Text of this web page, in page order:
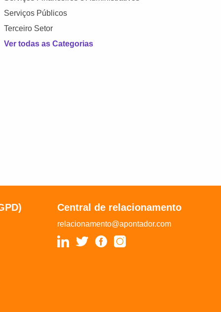
Serviços Públicos
Terceiro Setor
Ver todas as Categorias
Central de relacionamento
relacionamento@apontador.com